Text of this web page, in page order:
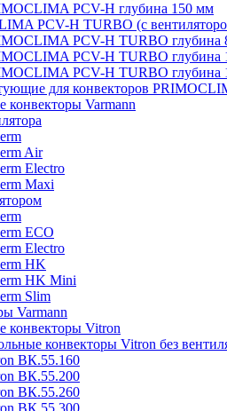
PCV-H глубина 150 мм
PCV-H TURBO (c
PCV-H TURBO глубина
PCV-H TURBO глубина
PCV-H TURBO глубина
для конвекторов
конвекторы Varmann
Air
Electro
Maxi
ECO
Electro
HK
HK Mini
Slim
Varmann
конвекторы Vitron
конвекторы Vitron без
ВК.55.160
ВК.55.200
ВК.55.260
ВК.55.300